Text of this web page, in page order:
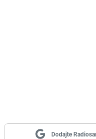
Dodajte